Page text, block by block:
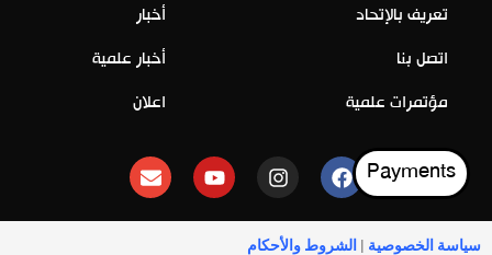
أخبار
أخبار علمية
اعلان
تعريف بالإتحاد
اتصل بنا
مؤتمرات علمية
F
a
c
e
b
I
n
s
t
a
Y
o
u
t
E
n
v
e
Payments
سياسة الخصوصية | الشروط والأحكام